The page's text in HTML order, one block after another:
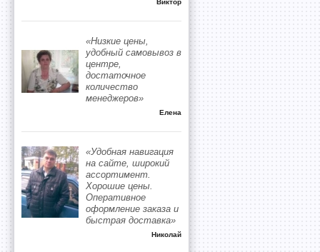
Виктор
«Низкие цены,
удобный самовывоз в
центре,
достаточное
количество
менеджеров»
Елена
«Удобная навигация
на сайте, широкий
ассортимент.
Хорошие цены.
Оперативное
оформление заказа и
быстрая доставка»
Николай